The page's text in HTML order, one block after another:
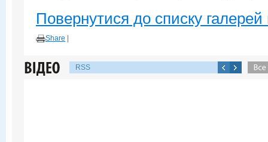
Повернутися до списку галерей
Share
RSS